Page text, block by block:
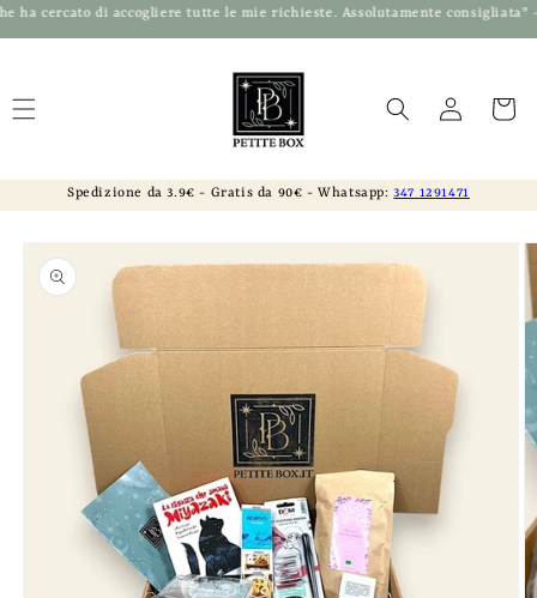
Privacy
Vaitutte le mie richieste. Assolutamente consigliata" - Sara. A
Accedi Carrello
Spedizione da 3.9€ - Gratis da 90€ - Whatsapp:347 1291471
Passa alle
informazioni
sul prodotto